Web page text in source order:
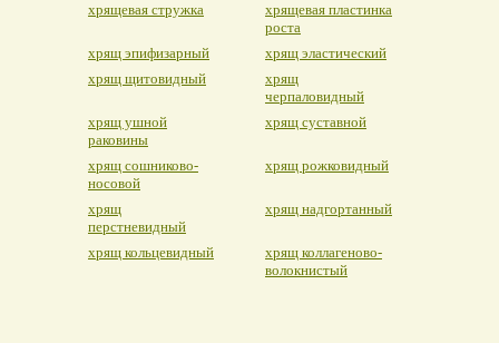
хрящевая стружка
хрящевая пластинка
роста
хрящ эпифизарный
хрящ эластический
хрящ щитовидный
хрящ
черпаловидный
хрящ ушной
раковины
хрящ суставной
хрящ сошниково-
носовой
хрящ рожковидный
хрящ
перстневидный
хрящ надгортанный
хрящ кольцевидный
хрящ коллагеново-
волокнистый